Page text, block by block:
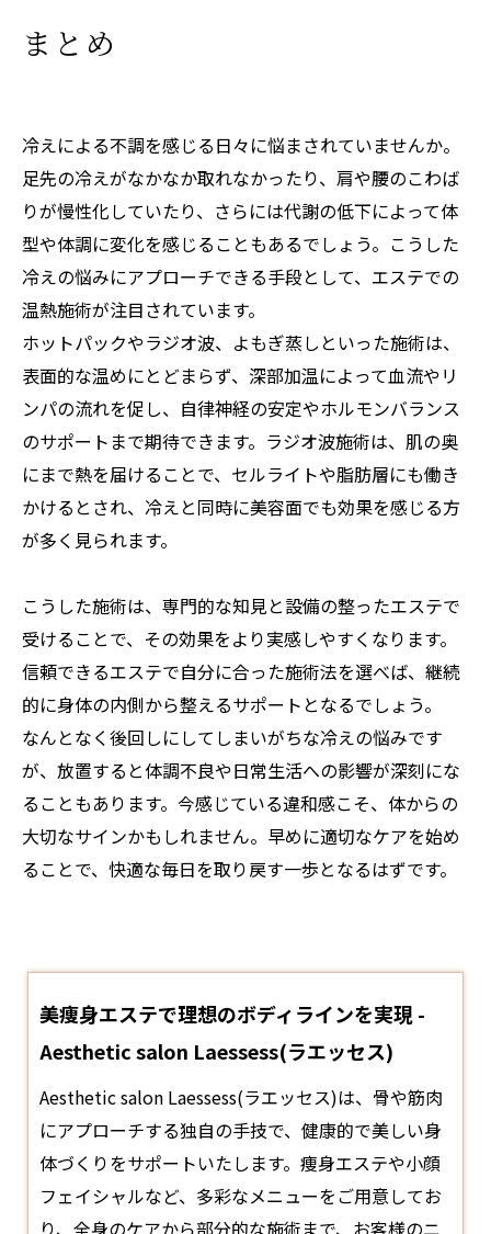
まとめ
冷えによる不調を感じる日々に悩まされていませんか。
足先の冷えがなかなか取れなかったり、肩や腰のこわば
りが慢性化していたり、さらには代謝の低下によって体
型や体調に変化を感じることもあるでしょう。こうした
冷えの悩みにアプローチできる手段として、エステでの
温熱施術が注目されています。
ホットパックやラジオ波、よもぎ蒸しといった施術は、
表面的な温めにとどまらず、深部加温によって血流やリ
ンパの流れを促し、自律神経の安定やホルモンバランス
のサポートまで期待できます。ラジオ波施術は、肌の奥
にまで熱を届けることで、セルライトや脂肪層にも働き
かけるとされ、冷えと同時に美容面でも効果を感じる方
が多く見られます。
こうした施術は、専門的な知見と設備の整ったエステで
受けることで、その効果をより実感しやすくなります。
信頼できるエステで自分に合った施術法を選べば、継続
的に身体の内側から整えるサポートとなるでしょう。
なんとなく後回しにしてしまいがちな冷えの悩みです
が、放置すると体調不良や日常生活への影響が深刻にな
ることもあります。今感じている違和感こそ、体からの
大切なサインかもしれません。早めに適切なケアを始め
ることで、快適な毎日を取り戻す一歩となるはずです。
美痩身エステで理想のボディラインを実現 -
Aesthetic salon Laessess(ラエッセス)
Aesthetic salon Laessess(ラエッセス)は、骨や筋肉
にアプローチする独自の手技で、健康的で美しい身
体づくりをサポートいたします。痩身エステや小顔
フェイシャルなど、多彩なメニューをご用意してお